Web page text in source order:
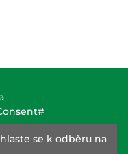
se k odběru na